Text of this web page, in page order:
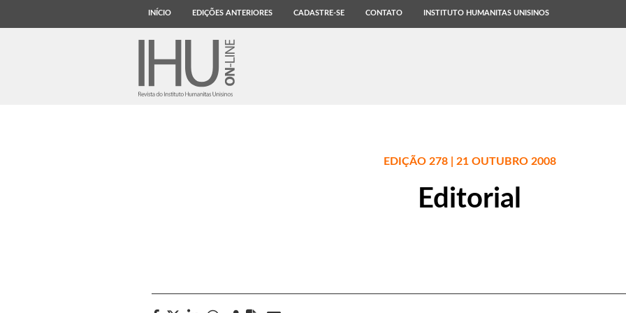
INÍCIO EDIÇÕES ANTERIORES CADASTRE-SE CONTATO INSTITUTO HUMANITAS UNISINOS
EDIÇÃO 278 | 21 OUTUBRO 2008
Editorial